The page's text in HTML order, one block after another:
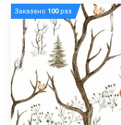
Заказано 100раз